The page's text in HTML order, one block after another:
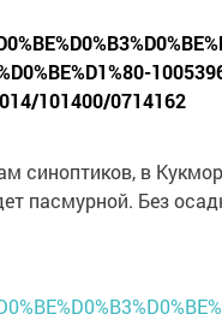
101400/0714162
синоптиков, в
пасмурной. Без